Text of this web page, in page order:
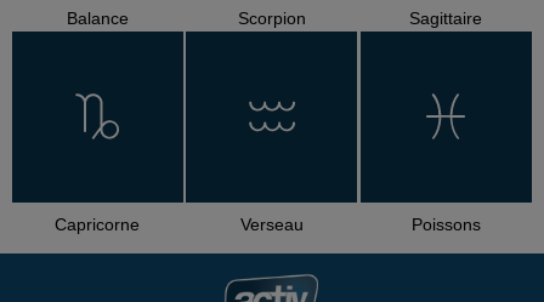
Balance Scorpion Sagittaire
Capricorne Verseau Poissons